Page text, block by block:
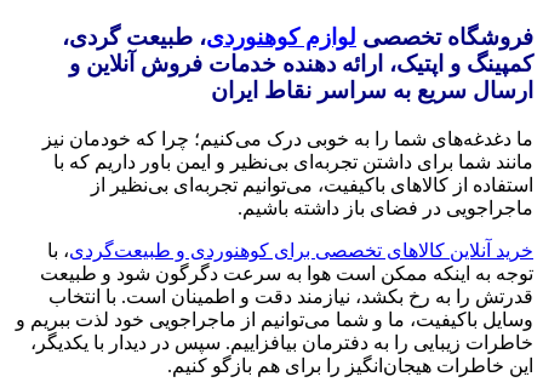
فروشگاه تخصصی لوازم کوهنوردی، طبیعت گردی،
کمپینگ و اپتیک، ارائه دهنده خدمات فروش آنلاین و
ارسال سریع به سراسر نقاط ایران
ما دغدغه‌های شما را به خوبی درک می‌کنیم؛ چرا که خودمان نیز
مانند شما برای داشتن تجربه‌ای بی‌نظیر و ایمن باور داریم که با
استفاده از کالاهای باکیفیت، می‌توانیم تجربه‌ای بی‌نظیر از
ماجراجویی در فضای باز داشته باشیم.
خرید آنلاین کالاهای تخصصی برای کوهنوردی و طبیعت‌گردی، با
توجه به اینکه ممکن است هوا به سرعت دگرگون شود و طبیعت
قدرتش را به رخ بکشد، نیازمند دقت و اطمینان است. با انتخاب
وسایل باکیفیت، ما و شما می‌توانیم از ماجراجویی خود لذت ببریم و
خاطرات زیبایی را به دفترمان بیافزاییم. سپس در دیدار با یکدیگر،
این خاطرات هیجان‌انگیز را برای هم بازگو کنیم.